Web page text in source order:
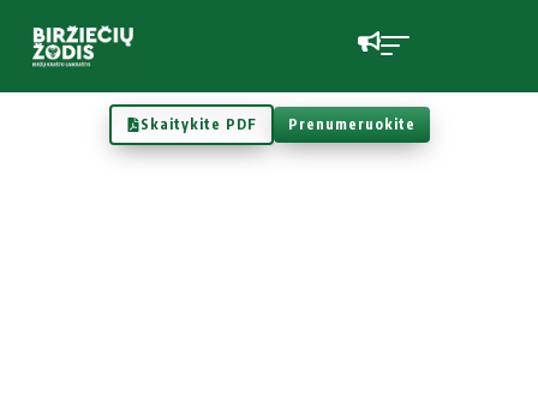
Skaitykite PDF Prenumeruokite